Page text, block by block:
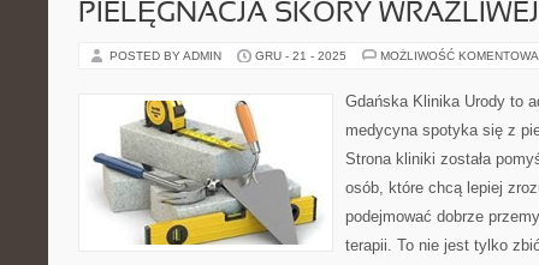
PIELĘGNACJA SKÓRY WRAŻLIWEJ
POSTED BY ADMIN GRU - 21 - 2025 MOŻLIWOŚĆ
Gdańska Klinika Urody to
medycyna spotyka się z
Strona kliniki została
osób, które chcą lepiej
podejmować dobrze
terapii. To nie jest tylko